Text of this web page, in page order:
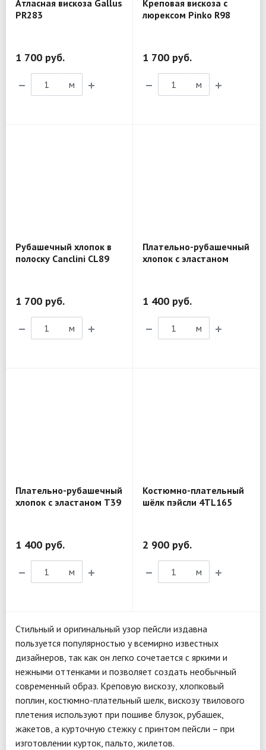
Атласная вискоза Gallus
PR283
1 700 руб.
м
Креповая вискоза с
люрексом Pinko R98
1 700 руб.
м
Рубашечный хлопок в
полоску Canclini CL89
1 700 руб.
м
Плательно-рубашечный
хлопок с эластаном
1 400 руб.
м
Плательно-рубашечный
хлопок с эластаном T39
1 400 руб.
м
Костюмно-плательный
шёлк пэйсли 4TL165
2 900 руб.
м
Стильный и оригинальный узор пейсли издавна
пользуется популярностью у всемирно известных
дизайнеров, так как он легко сочетается с яркими и
нежными оттенками и позволяет создать необычный
современный образ. Креповую вискозу, хлопковый
поплин, костюмно-плательный шелк, вискозу твилового
плетения используют при пошиве блузок, рубашек,
жакетов, а курточную стежку с принтом пейсли – при
изготовлении курток, пальто, жилетов.